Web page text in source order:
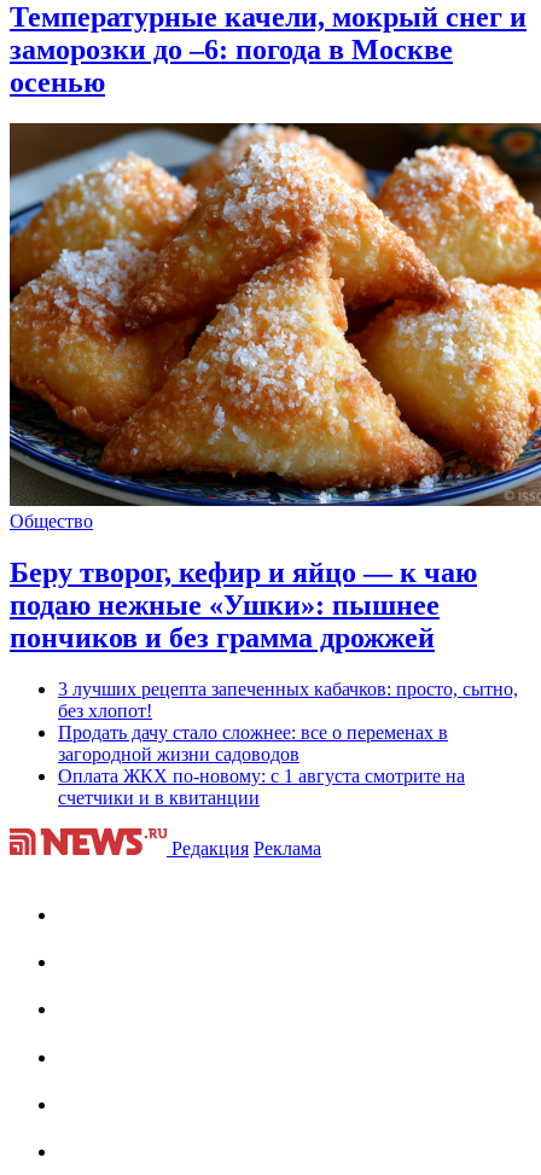
Температурные качели, мокрый снег и
заморозки до –6: погода в Москве
осенью
Общество
Беру творог, кефир и яйцо — к чаю
подаю нежные «Ушки»: пышнее
пончиков и без грамма дрожжей
3 лучших рецепта запеченных кабачков: просто, сытно,
без хлопот!
Продать дачу стало сложнее: все о переменах в
загородной жизни садоводов
Оплата ЖКХ по-новому: с 1 августа смотрите на
счетчики и в квитанции
Редакция Реклама